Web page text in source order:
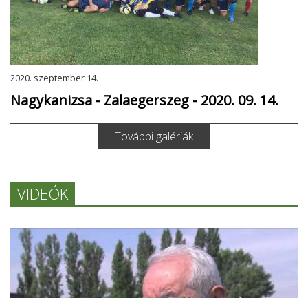
2020. szeptember 14.
Nagykanizsa - Zalaegerszeg - 2020. 09. 14.
További galériák
VIDEÓK